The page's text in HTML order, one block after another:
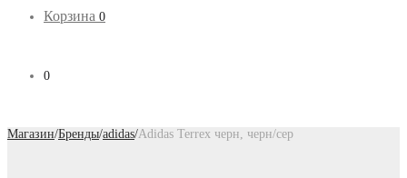
Корзина 0
0
Магазин/Бренды/adidas/Adidas Terrex черн, черн/сер